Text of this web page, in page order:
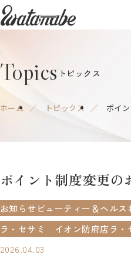
watanabe
Topics トピックス
ホーム トピックス ポイ
ポイント制度変更の​
お知らせビューティー＆ヘルス
ラ・セサミ イオン防府店ラ
2026.04.03